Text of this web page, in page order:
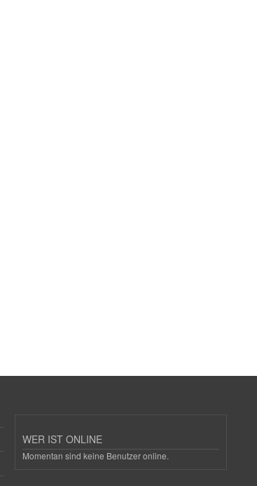
WER IST ONLINE
Momentan sind keine Benutzer online.